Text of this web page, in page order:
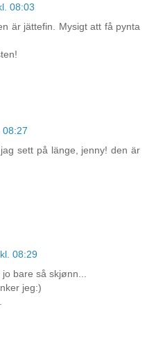
08:03
är jättefin. Mysigt att få pynta
08:27
sett på länge, jenny! den är
08:29
bare så skjønn...
jeg:)